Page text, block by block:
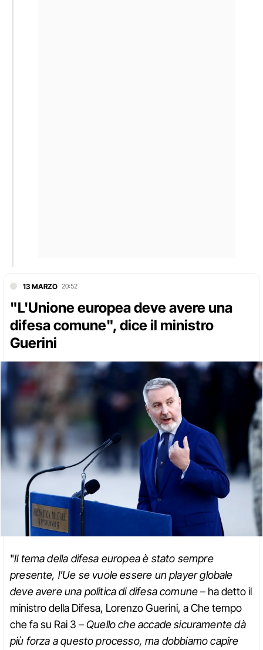
13 MARZO 20:52
"L'Unione europea deve avere una
difesa comune", dice il ministro
Guerini
"Il tema della difesa europea è stato sempre
presente, l'Ue se vuole essere un player globale
deve avere una politica di difesa comune– ha detto il
ministro della Difesa, Lorenzo Guerini, a Che tempo
che fa su Rai 3 –Quello che accade sicuramente dà
più forza a questo processo, ma dobbiamo capire